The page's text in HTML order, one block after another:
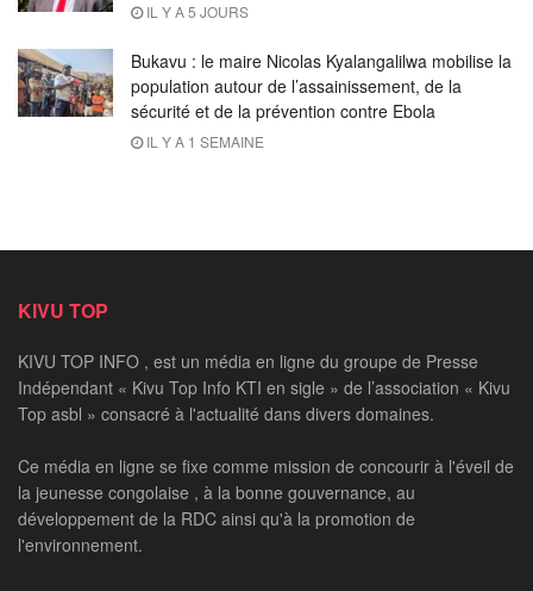
IL Y A 5 JOURS
Bukavu : le maire Nicolas Kyalangalilwa mobilise la
population autour de l’assainissement, de la
sécurité et de la prévention contre Ebola
IL Y A 1 SEMAINE
KIVU TOP
KIVU TOP INFO , est un média en ligne du groupe de Presse
Indépendant « Kivu Top Info KTI en sigle » de l’association « Kivu
Top asbl » consacré à l'actualité dans divers domaines.
Ce média en ligne se fixe comme mission de concourir à l'éveil de
la jeunesse congolaise , à la bonne gouvernance, au
développement de la RDC ainsi qu'à la promotion de
l'environnement.